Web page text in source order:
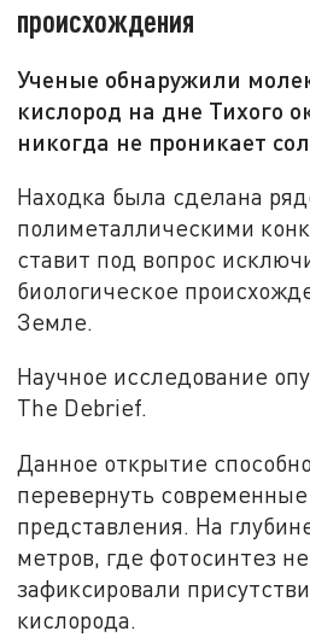
происхождения
Ученые обнаружили
кислород на дне Тихого
никогда не проникает
Находка была сделана
полиметаллическими
ставит под вопрос
биологическое
Земле.
Научное исследование
The Debrief.
Данное открытие
перевернуть
представления. На
метров, где фотосинтез
зафиксировали
кислорода.